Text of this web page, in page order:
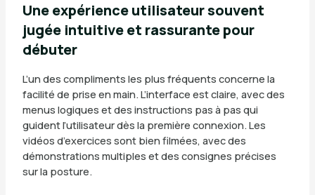
Une expérience utilisateur souvent
jugée intuitive et rassurante pour
débuter
L’un des compliments les plus fréquents concerne la
facilité de prise en main. L’interface est claire, avec des
menus logiques et des instructions pas à pas qui
guident l’utilisateur dès la première connexion. Les
vidéos d’exercices sont bien filmées, avec des
démonstrations multiples et des consignes précises
sur la posture.